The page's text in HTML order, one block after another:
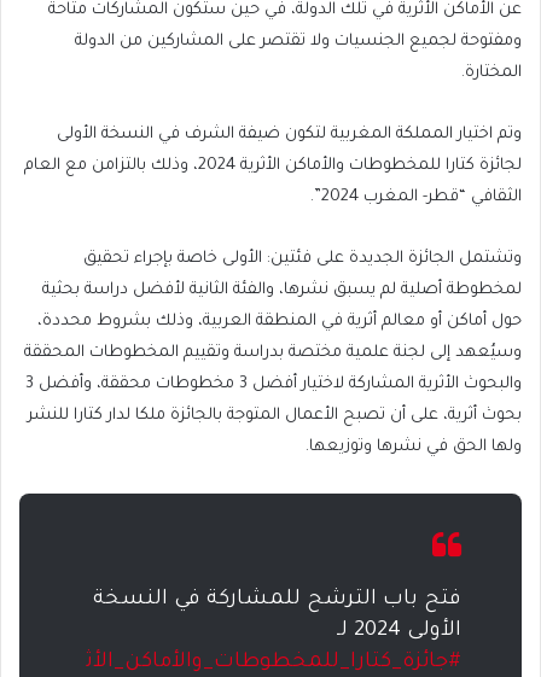
عن الأماكن الأثرية في تلك الدولة، في حين ستكون المشاركات متاحة
ومفتوحة لجميع الجنسيات ولا تقتصر على المشاركين من الدولة
المختارة.
وتم اختيار المملكة المغربية لتكون ضيفة الشرف في النسخة الأولى
لجائزة كتارا للمخطوطات والأماكن الأثرية 2024، وذلك بالتزامن مع العام
الثقافي “قطر- المغرب 2024”.
وتشتمل الجائزة الجديدة على فئتين: الأولى خاصة بإجراء تحقيق
لمخطوطة أصلية لم يسبق نشرها، والفئة الثانية لأفضل دراسة بحثية
حول أماكن أو معالم أثرية في المنطقة العربية، وذلك بشروط محددة،
وسيُعهد إلى لجنة علمية مختصة بدراسة وتقييم المخطوطات المحققة
والبحوث الأثرية المشاركة لاختيار أفضل 3 مخطوطات محققة، وأفضل 3
بحوث أثرية، على أن تصبح الأعمال المتوجة بالجائزة ملكا لدار كتارا للنشر
ولها الحق في نشرها وتوزيعها.
فتح باب الترشح للمشاركة في النسخة
الأولى 2024 لـ
#جائزة_كتارا_للمخطوطات_والأماكن_الأث